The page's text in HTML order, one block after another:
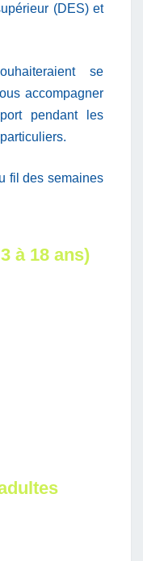
(DES) et
se
accompagner
pendant les
fil des semaines
à 18 ans)